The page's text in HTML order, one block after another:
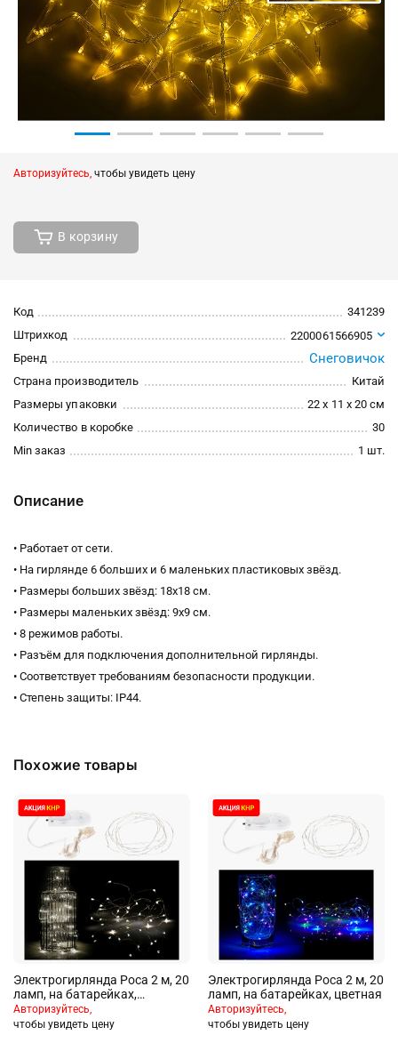
Авторизуйтесь, чтобы увидеть цену
В корзину
Код
341239
Штрихкод
2200061566905
Бренд
Снеговичок
Страна производитель
Китай
Размеры упаковки
22 x 11 x 20 см
Количество в коробке
30
Min заказ
1 шт.
Описание
• Работает от сети.
• На гирлянде 6 больших и 6 маленьких пластиковых звёзд.
• Размеры больших звёзд: 18х18 см.
• Размеры маленьких звёзд: 9х9 см.
• 8 режимов работы.
• Разъём для подключения дополнительной гирлянды.
• Соответствует требованиям безопасности продукции.
• Степень защиты: IP44.
Похожие товары
Электрогирлянда Роса 2 м, 20
ламп, на батарейках,
холодный
Авторизуйтесь,
чтобы увидеть цену
Электрогирлянда Роса 2 м, 20
ламп, на батарейках, цветная
Авторизуйтесь,
чтобы увидеть цену